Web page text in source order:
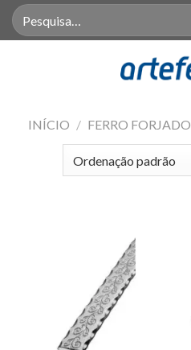
SkipPesquisar
por:
INÍCIO / FERRO FORJADO